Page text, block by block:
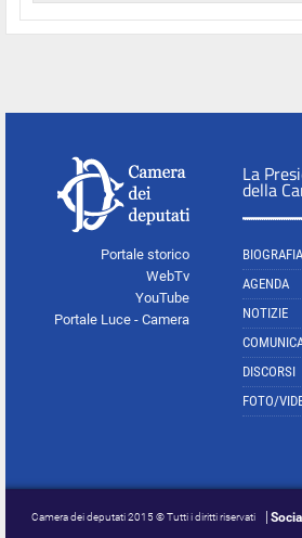
Portale storico
WebTv
YouTube
Portale Luce - Camera
La
della
BIOGRAFIA
AGENDA
NOTIZIE
DISCORSI
FOTO/
Camera dei deputati 2015 © Tutti i diritti riservati